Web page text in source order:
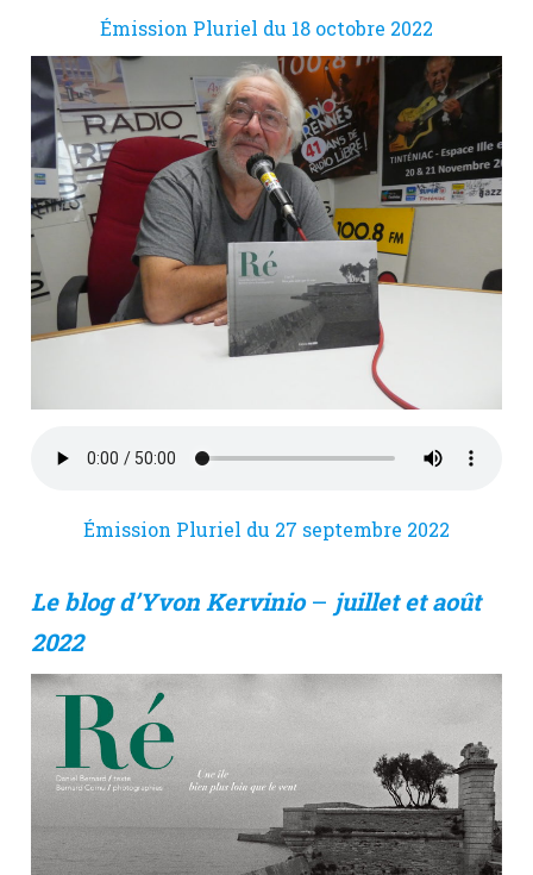
Émission Pluriel du 18 octobre 2022
Émission Pluriel du 27 septembre 2022
Le blog d’Yvon Kervinio– juillet et août
2022